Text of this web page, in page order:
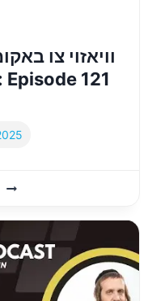
וויאזוי צו
וויאזוי
באקומען
בענעפיטס
פין
געוויסע